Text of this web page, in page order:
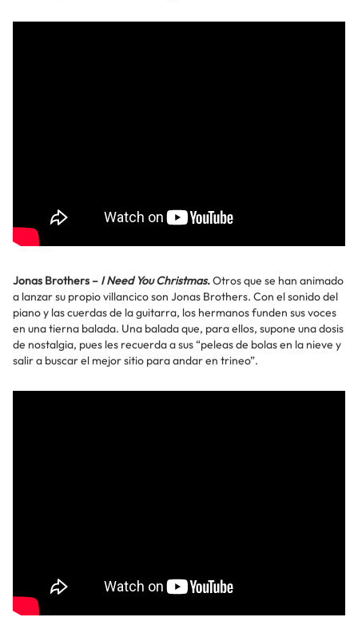
Jonas Brothers – I Need You Christmas.Otros que se han animado
a lanzar su propio villancico son Jonas Brothers. Con el sonido del
piano y las cuerdas de la guitarra, los hermanos funden sus voces
en una tierna balada. Una balada que, para ellos, supone una dosis
de nostalgia, pues les recuerda a sus “peleas de bolas en la nieve y
salir a buscar el mejor sitio para andar en trineo”.